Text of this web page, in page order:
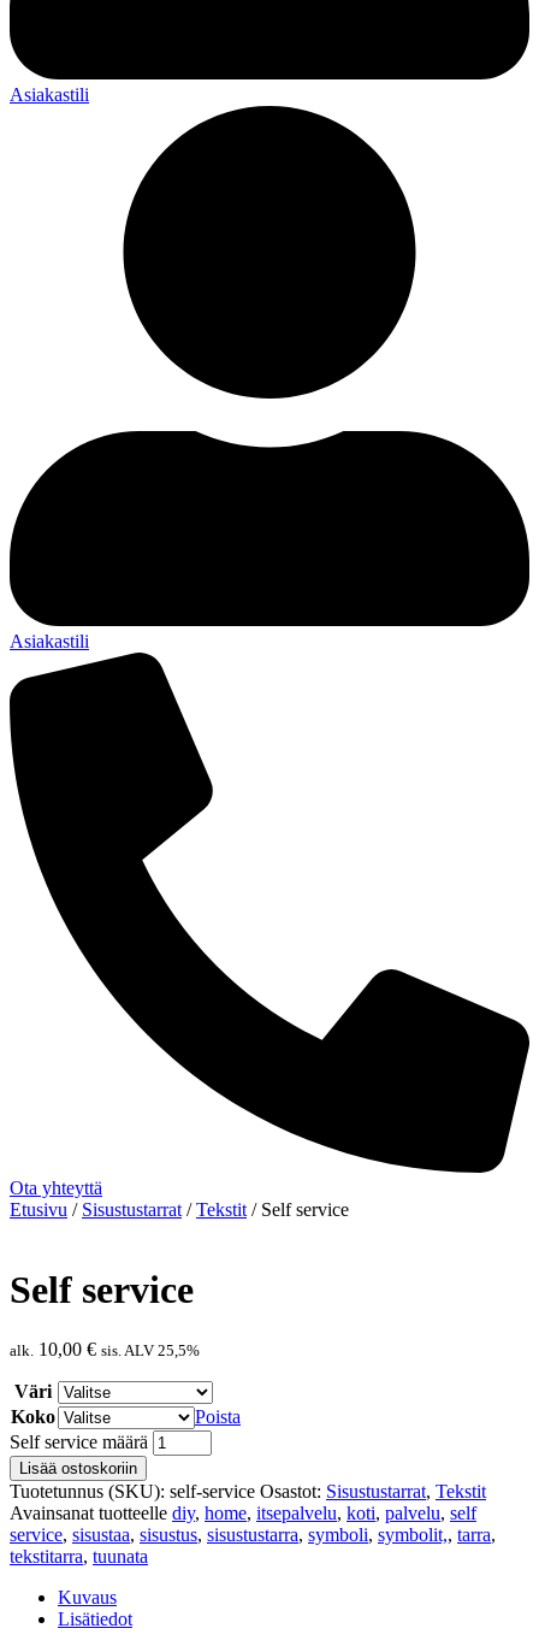
Asiakastili
Asiakastili
Ota yhteyttä
Etusivu / Sisustustarrat /Tekstit / Self service
Self service
alk. 10,00 € sis. ALV 25,5%
Väri
Koko
Poista
Self service määrä
Lisää ostoskoriin
Tuotetunnus (SKU): self-service Osastot: Sisustustarrat, Tekstit
Avainsanat tuotteelle diy, home, itsepalvelu, koti, palvelu, self
service, sisustaa, sisustus, sisustustarra, symboli, symbolit,, tarra,
tekstitarra, tuunata
Kuvaus
Lisätiedot